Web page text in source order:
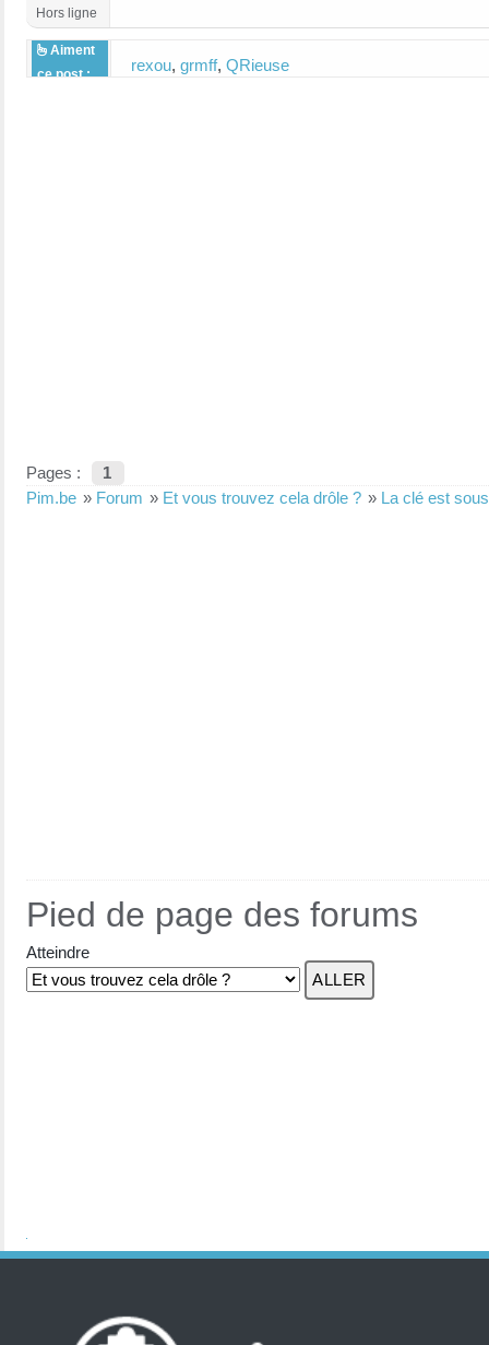
Hors ligne
Aiment
ce post :
rexou, grmff, QRieuse
Pages :
1
Pim.be » Forum » Et vous trouvez cela drôle ? » La clé est
Pied de page des forums
Atteindre